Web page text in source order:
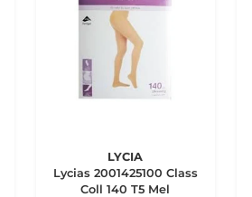
LYCIA
Lycias 2001425100 Class
Coll 140 T5 Mel